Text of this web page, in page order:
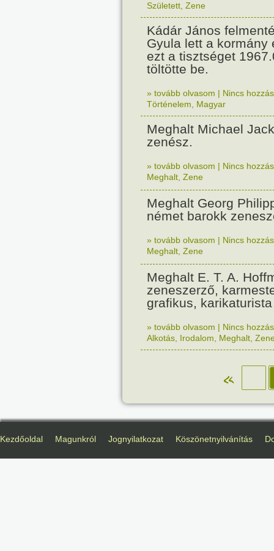
Született Zene
Kádár János
Gyula lett a kormány
ezt a tisztséget
töltötte be.
» tovább olvasom | Nincs
Történelem
Magyar
Meghalt Michael
zenész.
» tovább olvasom | Nincs
Meghalt Zene
Meghalt Georg
német barokk
» tovább olvasom | Nincs
Meghalt Zene
Meghalt E. T. A.
zeneszerző,
grafikus,
» tovább olvasom | Nincs
Alkotás Irodalom Meghalt
«
Kezdőoldal Magunkról Jognyilatkozat Köszönetnyilvánítás